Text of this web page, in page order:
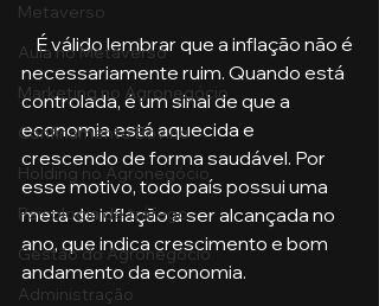
Metaverso
Aula no Metaverso
Marketing no Agronegócio
Confinamento Bovino
Holding no Agronegócio
Psicologia de tráfego
Gestão do Agronegócio
Administração
    É válido lembrar que a inflação não é
necessariamente ruim. Quando está
controlada, é um sinal de que a
economia está aquecida e
crescendo de forma saudável. Por
esse motivo, todo país possui uma
meta de inflação a ser alcançada no
ano, que indica crescimento e bom
andamento da economia.